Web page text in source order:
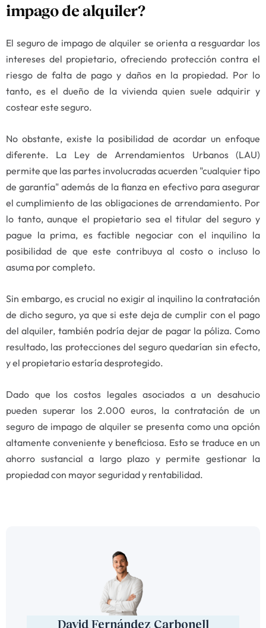
impago de alquiler?
El seguro de impago de alquiler se orienta a resguardar los
intereses del propietario, ofreciendo protección contra el
riesgo de falta de pago y daños en la propiedad. Por lo
tanto, es el dueño de la vivienda quien suele adquirir y
costear este seguro.
No obstante, existe la posibilidad de acordar un enfoque
diferente. La Ley de Arrendamientos Urbanos (LAU)
permite que las partes involucradas acuerden "cualquier tipo
de garantía" además de la fianza en efectivo para asegurar
el cumplimiento de las obligaciones de arrendamiento. Por
lo tanto, aunque el propietario sea el titular del seguro y
pague la prima, es factible negociar con el inquilino la
posibilidad de que este contribuya al costo o incluso lo
asuma por completo.
Sin embargo, es crucial no exigir al inquilino la contratación
de dicho seguro, ya que si este deja de cumplir con el pago
del alquiler, también podría dejar de pagar la póliza. Como
resultado, las protecciones del seguro quedarían sin efecto,
y el propietario estaría desprotegido.
Dado que los costos legales asociados a un desahucio
pueden superar los 2.000 euros, la contratación de un
seguro de impago de alquiler se presenta como una opción
altamente conveniente y beneficiosa. Esto se traduce en un
ahorro sustancial a largo plazo y permite gestionar la
propiedad con mayor seguridad y rentabilidad.
David Fernández Carbonell